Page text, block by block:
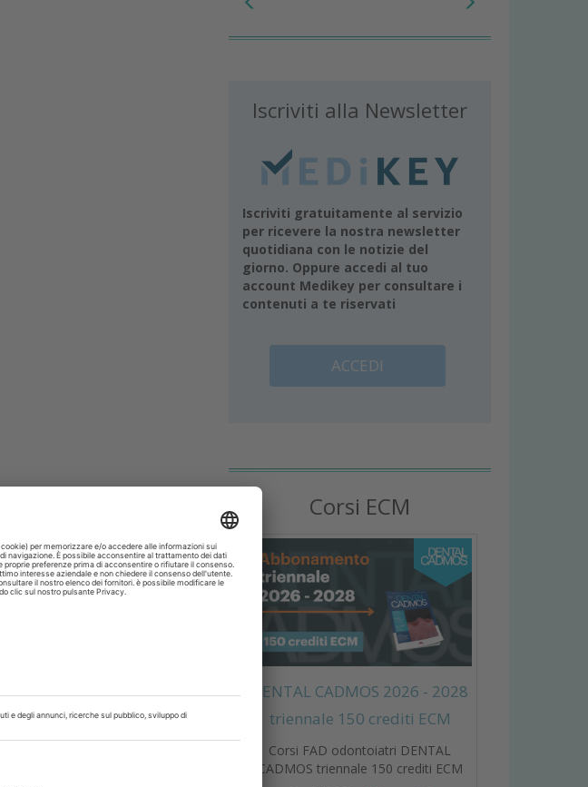
Iscriviti alla Newsletter
Iscriviti gratuitamente al servizio
per ricevere la nostra newsletter
quotidiana con le notizie del
giorno. Oppure accedi al tuo
account Medikey per consultare i
contenuti a te riservati
ACCEDI
Corsi ECM
DENTAL CADMOS 2026 - 2028
triennale 150 crediti ECM
Corsi FAD odontoiatri DENTAL
CADMOS triennale 150 crediti ECM